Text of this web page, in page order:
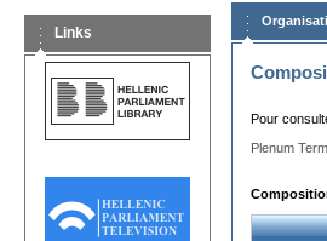
Links
Pour
Plenum